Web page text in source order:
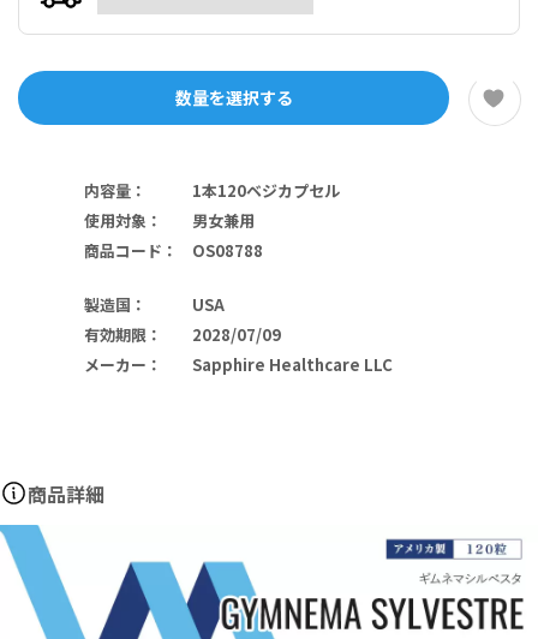
数量を選択する
内容量 ：
1本120ベジカプセル
使用対象 ：
男女兼用
商品コード ： OS08788
製造国 ：
USA
有効期限 ：
2028/07/09
メーカー ： Sapphire Healthcare LLC
商品詳細